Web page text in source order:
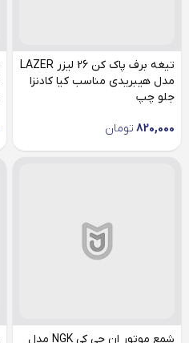
تیغه برف پاک کن 26 لیزر LAZER
مدل هیبریدی مناسب کیا کادنزا
جلو چپ
820,000 تومان
شمع موتور ان جی کی NGK مدل